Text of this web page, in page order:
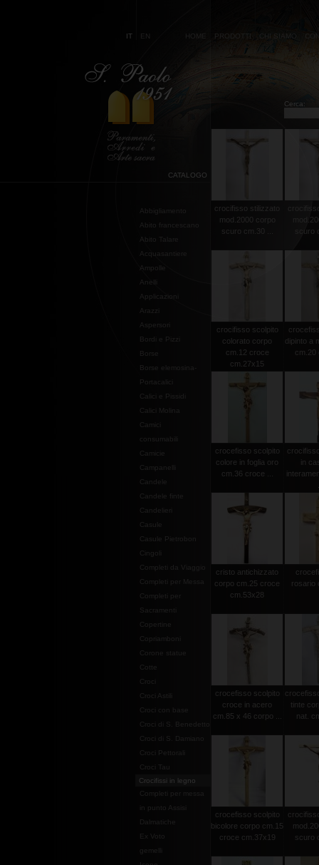
IT EN HOME PRODOTTI CHI SIAMO
Cerca:
CATALOGO
Abbigliamento
Abito francescano
Abito Talare
Acquasantiere
Ampolle
Anelli
Applicazioni
Arazzi
Aspersori
Bordi e Pizzi
Borse
Borse elemosina-
Portacalici
Calici e Pissidi
Calici Molina
Campanelli
Candele
Candele finte
Candelieri
Casule
Casule Pietrobon
Cingoli
Completi da Viaggio
Completi per Messa
Completi per
Sacramenti
Copertine
Copriamboni
Corone statue
Cotte
Croci
Croci Astili
Croci con base
Croci di S. Benedetto
Croci di S. Damiano
Croci Pettorali
Croci Tau
Crocifissi in legno
Completi per messa
in punto Assisi
Dalmatiche
Ex Voto
gemelli
crocifisso stilizzato
mod.2000 corpo
scuro cm.30 ...
scuro
crocifisso scolpito
colorato corpo
cm.12 croce
cm.27x15
dipinto a
cm.20
crocefisso scolpito
colore in foglia oro
cm.36 croce ...
in
cristo antichizzato
corpo cm.25 croce
cm.53x28
rosario
crocefisso scolpito
croce in acero
cm.85 x 46 corpo ...
tinte
nat.
crocefisso scolpito
bicolore corpo cm.15
croce cm.37x19
scuro